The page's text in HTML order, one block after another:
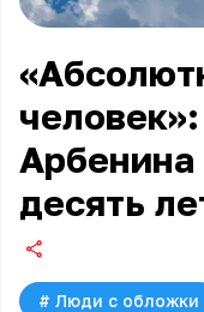
Арбенина
десять
# Люди с обложки